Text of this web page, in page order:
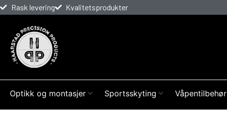
Rask levering Kvalitetsprodukter
Optikk og montasjer Sportsskyting Våpentilbehør